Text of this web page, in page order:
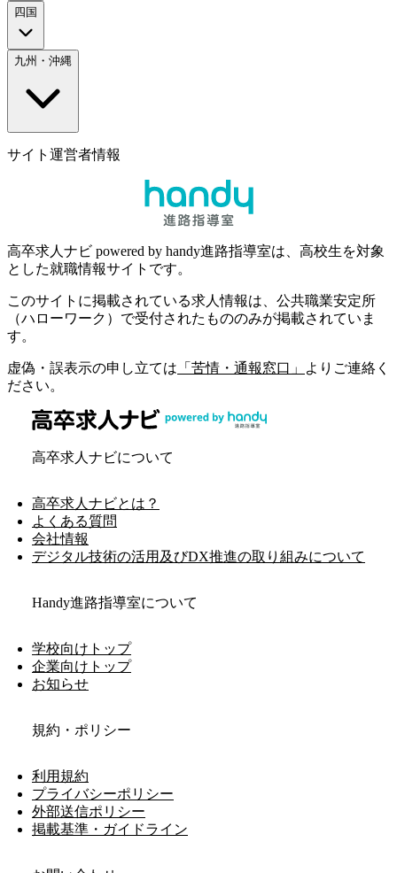
四国
九州・沖縄
サイト運営者情報
高卒求人ナビ powered by handy進路指導室は、高校生を対象
とした就職情報サイトです。
このサイトに掲載されている求人情報は、公共職業安定所
（ハローワーク）で受付されたもののみが掲載されていま
す。
虚偽・誤表示の申し立ては 「苦情・通報窓口」
よりご連絡く
ださい。
高卒求人ナビについて
高卒求人ナビとは？
よくある質問
会社情報
デジタル技術の活用及びDX推進の取り組みについて
Handy進路指導室について
学校向けトップ
企業向けトップ
お知らせ
規約・ポリシー
利用規約
プライバシーポリシー
外部送信ポリシー
掲載基準・ガイドライン